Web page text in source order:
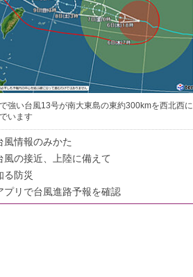
強い台風13号が南大東島の東約300kmを西北西に
います
風情報のみかた
風の接近、上陸に備えて
る防災
プリで台風進路予報を確認